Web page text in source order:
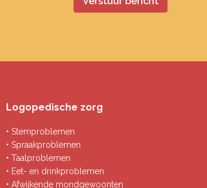
Logopedische zorg
• Stemproblemen
• Spraakproblemen
• Taalproblemen
• Eet- en drinkproblemen
• Afwijkende mondgewoonten